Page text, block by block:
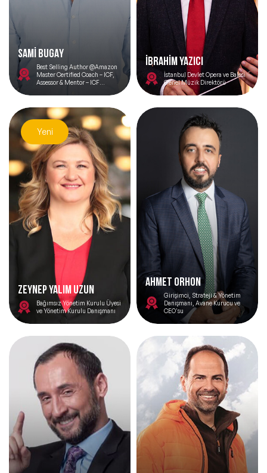
SAMİ BUGAY
Best Selling Author @Amazon
Master Certified Coach – ICF,
Assessor & Mentor – ICF
İBRAHİM YAZICI
İstanbul Devlet Opera ve Balesi
Genel Müzik Direktörü
Yeni
Zeynep Yalım Uzun
Bağımsız Yönetim Kurulu Üyesi
ve Yönetim Kurulu Danışmanı
Ahmet Orhon
Girişimci, Strateji & Yönetim
Danışmanı, Avane Kurucu ve
CEO'su